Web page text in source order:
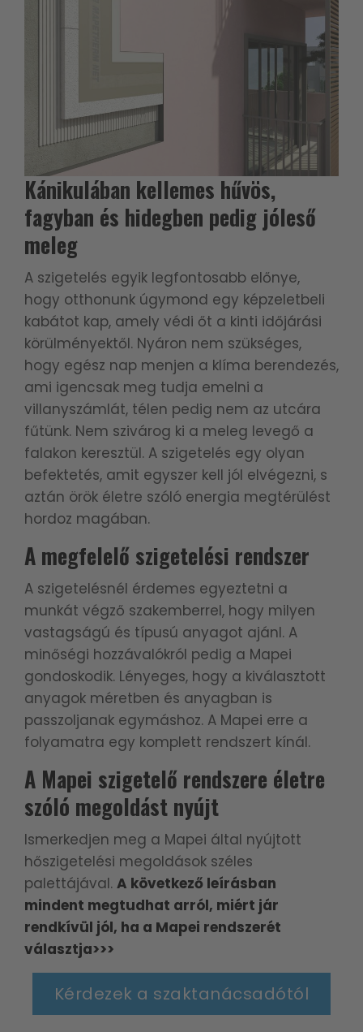
Kánikulában kellemes hűvös,
fagyban és hidegben pedig jóleső
meleg
A szigetelés egyik legfontosabb előnye,
hogy otthonunk úgymond egy képzeletbeli
kabátot kap, amely védi őt a kinti időjárási
körülményektől. Nyáron nem szükséges,
hogy egész nap menjen a klíma berendezés,
ami igencsak meg tudja emelni a
villanyszámlát, télen pedig nem az utcára
fűtünk. Nem szivárog ki a meleg levegő a
falakon keresztül. A szigetelés egy olyan
befektetés, amit egyszer kell jól elvégezni, s
aztán örök életre szóló energia megtérülést
hordoz magában.
A megfelelő szigetelési rendszer
A szigetelésnél érdemes egyeztetni a
munkát végző szakemberrel, hogy milyen
vastagságú és típusú anyagot ajánl. A
minőségi hozzávalókról pedig a Mapei
gondoskodik. Lényeges, hogy a kiválasztott
anyagok méretben és anyagban is
passzoljanak egymáshoz. A Mapei erre a
folyamatra egy komplett rendszert kínál.
A Mapei szigetelő rendszere életre
szóló megoldást nyújt
Ismerkedjen meg a Mapei által nyújtott
hőszigetelési megoldások széles
palettájával. A következő leírásban
mindent megtudhat arról, miért jár
rendkívül jól, ha a Mapei rendszerét
választja>>>
Kérdezek a szaktanácsadótól